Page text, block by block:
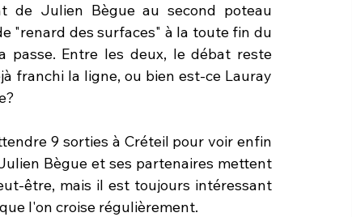
de Julien Bègue au second poteau
"renard des surfaces" à la toute fin du
passe. Entre les deux, le débat reste
franchi la ligne, ou bien est-ce Lauray
9 sorties à Créteil pour voir enfin
Bègue et ses partenaires mettent
être, mais il est toujours intéressant
l'on croise régulièrement.